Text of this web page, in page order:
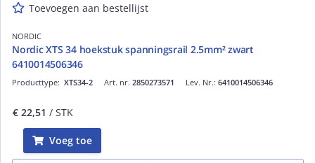
Toevoegen aan bestellijst
NORDIC
Nordic XTS 34 hoekstuk spanningsrail 2.5mm² zwart
6410014506346
Art. nr. 2850273571
Producttype: XTS34-2 Lev. Nr.: 6410014506346
€ 22,51 / STK
Voeg toe